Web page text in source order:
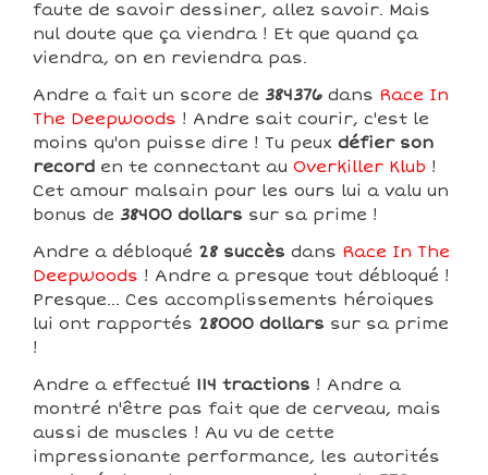
faute de savoir dessiner, allez savoir. Mais
nul doute que ça viendra ! Et que quand ça
viendra, on en reviendra pas.
Andre a fait un score de 384376 dans Race In
The Deepwoods ! Andre sait courir, c'est le
moins qu'on puisse dire ! Tu peux défier son
record en te connectant au Overkiller Klub !
Cet amour malsain pour les ours lui a valu un
bonus de 38400 dollars sur sa prime !
Andre a débloqué 28 succès dans Race In The
Deepwoods ! Andre a presque tout débloqué !
Presque... Ces accomplissements héroiques
lui ont rapportés 28000 dollars sur sa prime
!
Andre a effectué 114 tractions ! Andre a
montré n'être pas fait que de cerveau, mais
aussi de muscles ! Au vu de cette
impressionante performance, les autorités